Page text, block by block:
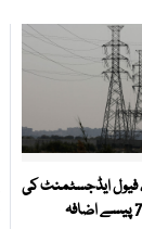
فیول ایڈجسٹمنٹ کی